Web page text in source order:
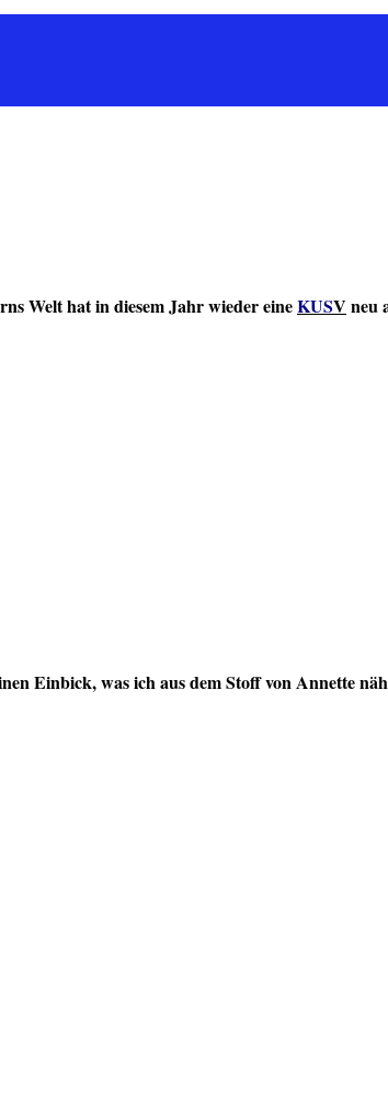
Welt hat in diesem Jahr wieder eineKUSVneu
Einbick, was ich aus dem Stoff von Annette